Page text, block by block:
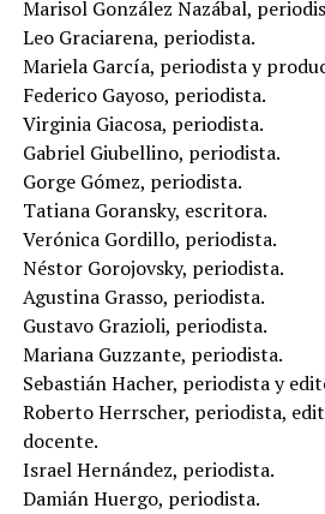
Marisol González Nazábal,
Leo Graciarena, periodista.
Mariela García, periodista y
Federico Gayoso, periodista.
Virginia Giacosa, periodista.
Gabriel Giubellino, periodista.
Gorge Gómez, periodista.
Tatiana Goransky, escritora.
Verónica Gordillo, periodista.
Néstor Gorojovsky, periodista.
Agustina Grasso, periodista.
Gustavo Grazioli, periodista.
Mariana Guzzante, periodista.
Sebastián Hacher, periodista y
Roberto Herrscher, periodista,
docente.
Israel Hernández, periodista.
Damián Huergo, periodista.